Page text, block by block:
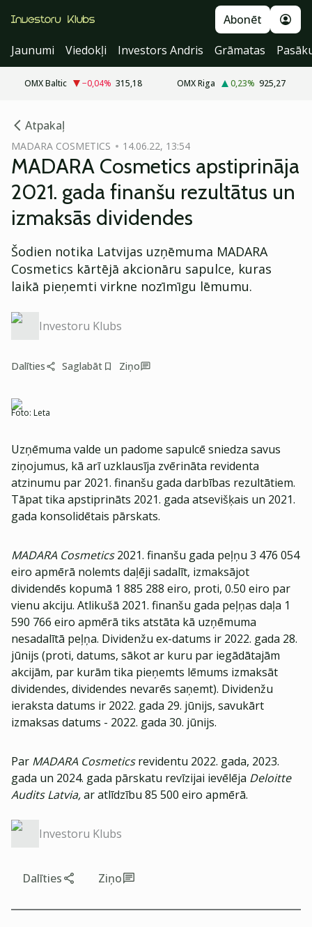
Abonēt
Jaunumi
Viedokļi Investors Andris Grāmatas
OMX Baltic −0,04% 315,18 OMX Riga 0,23% 925,27
Atpakaļ
MADARA COSMETICS 14.06.22, 13:54
MADARA Cosmetics apstiprināja
2021. gada finanšu rezultātus un
izmaksās dividendes
Šodien notika Latvijas uzņēmuma MADARA
Cosmetics kārtējā akcionāru sapulce, kuras
laikā pieņemti virkne nozīmīgu lēmumu.
Investoru Klubs
Dalīties Saglabāt Ziņo
Foto: Leta
Uzņēmuma valde un padome sapulcē sniedza savus
ziņojumus, kā arī uzklausīja zvērināta revidenta
atzinumu par 2021. finanšu gada darbības rezultātiem.
Tāpat tika apstiprināts 2021. gada atsevišķais un 2021.
gada konsolidētais pārskats.
MADARA Cosmetics2021. finanšu gada peļņu 3 476 054
eiro apmērā nolemts daļēji sadalīt, izmaksājot
dividendēs kopumā 1 885 288 eiro, proti, 0.50 eiro par
vienu akciju. Atlikušā 2021. finanšu gada peļņas daļa 1
590 766 eiro apmērā tiks atstāta kā uzņēmuma
nesadalītā peļņa. Dividenžu ex-datums ir 2022. gada 28.
jūnijs (proti, datums, sākot ar kuru par iegādātajām
akcijām, par kurām tika pieņemts lēmums izmaksāt
dividendes, dividendes nevarēs saņemt). Dividenžu
ieraksta datums ir 2022. gada 29. jūnijs, savukārt
izmaksas datums - 2022. gada 30. jūnijs.
Par MADARA Cosmeticsrevidentu 2022. gada, 2023.
gada un 2024. gada pārskatu revīzijai ievēlēja Deloitte
Audits Latvia,ar atlīdzību 85 500 eiro apmērā.
Investoru Klubs
Dalīties Ziņo